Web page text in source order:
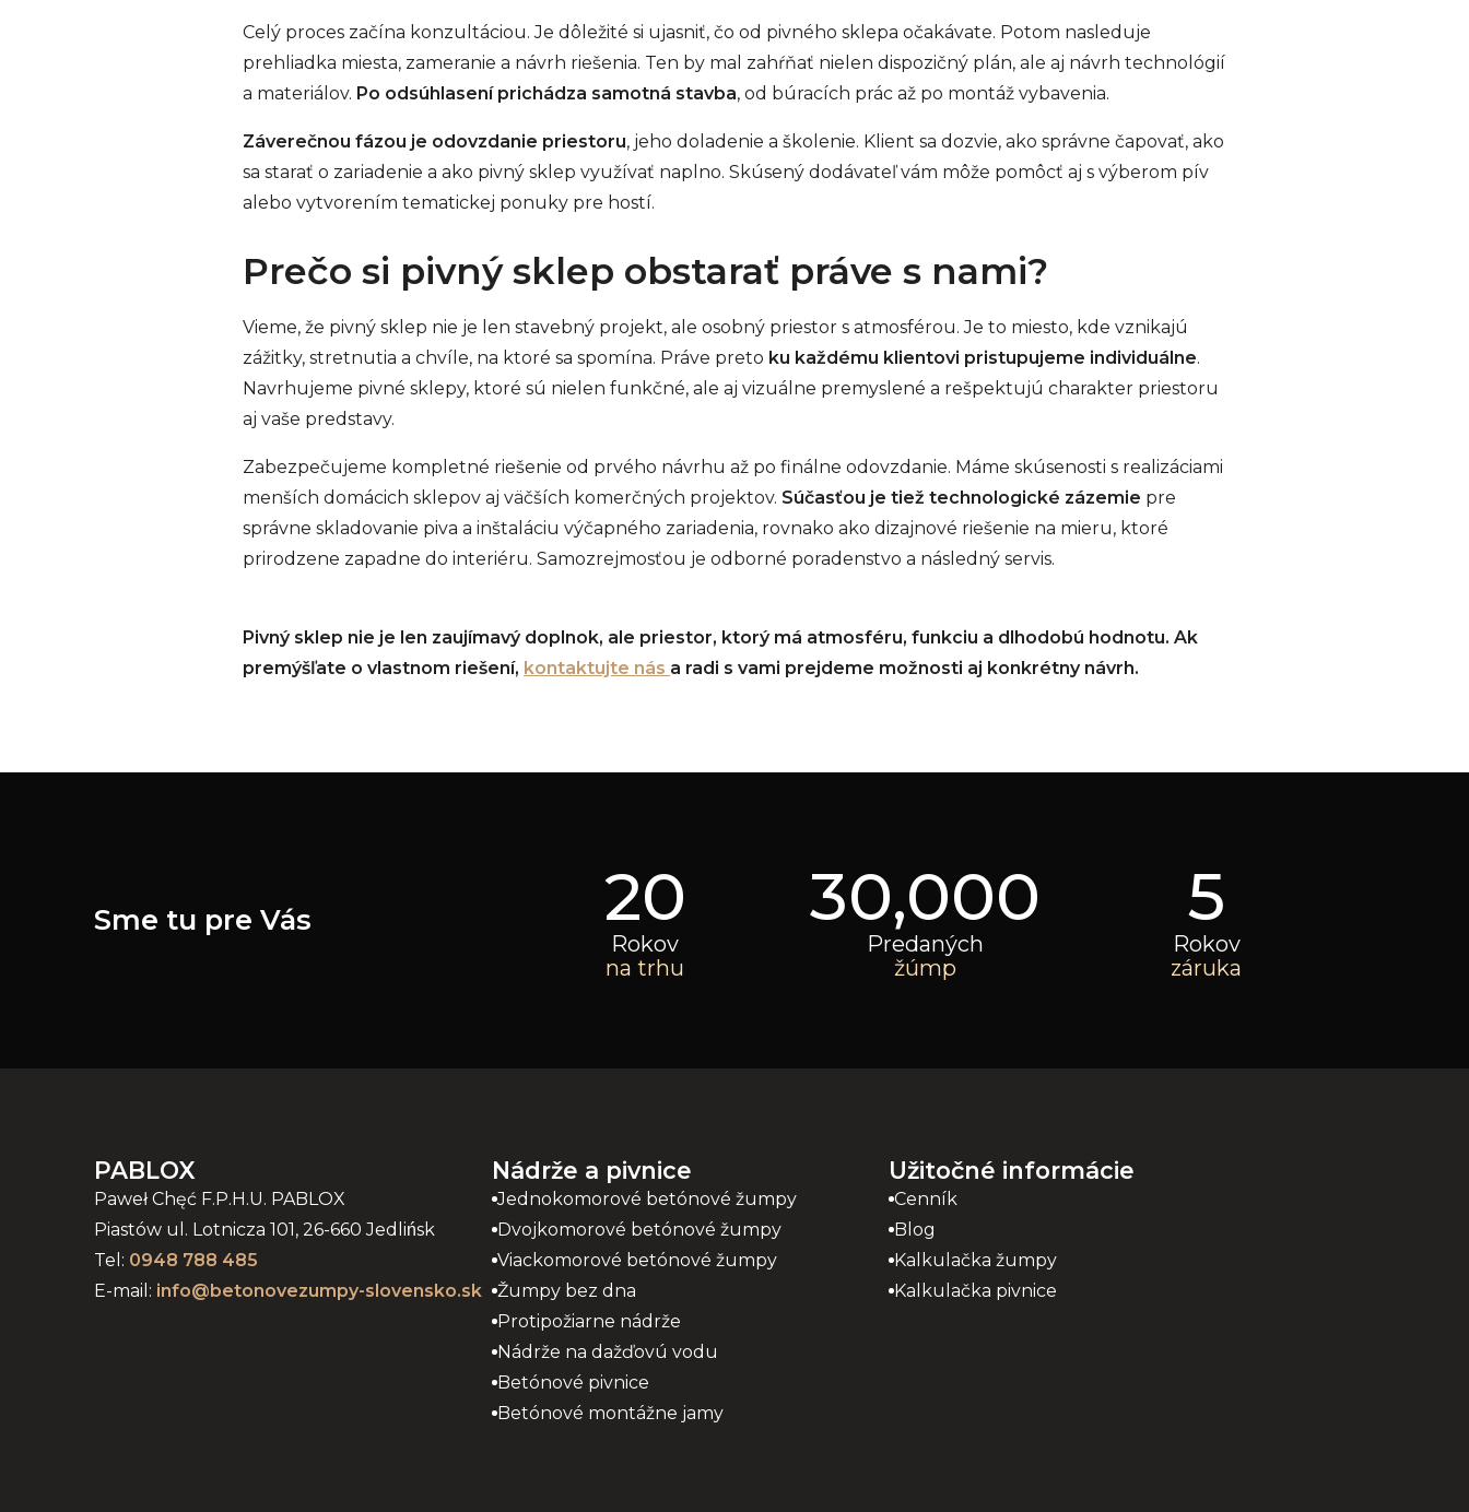
Celý proces začína konzultáciou. Je dôležité si ujasniť, čo od pivného sklepa očakávate. Potom nasleduje
prehliadka miesta, zameranie a návrh riešenia. Ten by mal zahŕňať nielen dispozičný plán, ale aj návrh technológií
a materiálov. Po odsúhlasení prichádza samotná stavba, od búracích prác až po montáž vybavenia.
Záverečnou fázou je odovzdanie priestoru, jeho doladenie a školenie. Klient sa dozvie, ako správne čapovať, ako
sa starať o zariadenie a ako pivný sklep využívať naplno. Skúsený dodávateľ vám môže pomôcť aj s výberom pív
alebo vytvorením tematickej ponuky pre hostí.
Prečo si pivný sklep obstarať práve s nami?
Vieme, že pivný sklep nie je len stavebný projekt, ale osobný priestor s atmosférou. Je to miesto, kde vznikajú
zážitky, stretnutia a chvíle, na ktoré sa spomína. Práve preto ku každému klientovi pristupujeme individuálne.
Navrhujeme pivné sklepy, ktoré sú nielen funkčné, ale aj vizuálne premyslené a rešpektujú charakter priestoru
aj vaše predstavy.
Zabezpečujeme kompletné riešenie od prvého návrhu až po finálne odovzdanie. Máme skúsenosti s realizáciami
menších domácich sklepov aj väčších komerčných projektov. Súčasťou je tiež technologické zázemie pre
správne skladovanie piva a inštaláciu výčapného zariadenia, rovnako ako dizajnové riešenie na mieru, ktoré
prirodzene zapadne do interiéru. Samozrejmosťou je odborné poradenstvo a následný servis.
Pivný sklep nie je len zaujímavý doplnok, ale priestor, ktorý má atmosféru, funkciu a dlhodobú hodnotu. Ak
premýšľate o vlastnom riešení, kontaktujte nás a radi s vami prejdeme možnosti aj konkrétny návrh.
Sme tu pre Vás 20
Rokov
na trhu
30,000
Predaných
žúmp
5
Rokov
záruka
PABLOX
Paweł Chęć F.P.H.U. PABLOX
Piastów ul. Lotnicza 101, 26-660 Jedlińsk
Tel: 0948 788 485
E-mail: info@betonovezumpy-slovensko.sk
Nádrže a pivnice
Jednokomorové betónové žumpy
Dvojkomorové betónové žumpy
Viackomorové betónové žumpy
Žumpy bez dna
Protipožiarne nádrže
Nádrže na dažďovú vodu
Betónové pivnice
Betónové montážne jamy
Užitočné informácie
Cenník
Blog
Kalkulačka žumpy
Kalkulačka pivnice